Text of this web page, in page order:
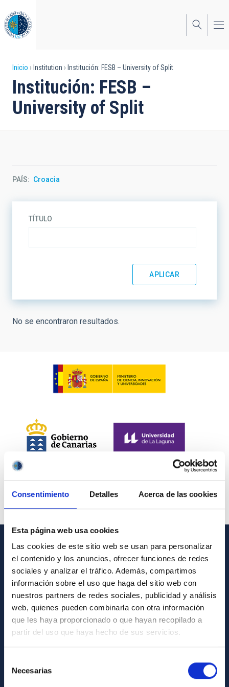
Consentimiento Detalles Acerca de las cookies
Esta página web usa cookies
Las cookies de este sitio web se usan para personalizar
el contenido y los anuncios, ofrecer funciones de redes
sociales y analizar el tráfico. Además, compartimos
información sobre el uso que haga del sitio web con
nuestros partners de redes sociales, publicidad y análisis
web, quienes pueden combinarla con otra información
que les haya proporcionado o que hayan recopilado a
partir del uso que haya hecho de sus servicios.
Necesarias
al
contenido
principal
Sobrescribir
enlaces
de
navegación
Inicio Institution Institución: FESB – University of Split
Institución: FESB –
University of Split
PAÍS Croacia
TÍTULO
No se encontraron resultados.
INFORMACIÓN GENERAL
Contacto
Cómo llegar al IAC
Directorio de personal
Biblioteca
Registro general
INFORMACIÓN INSTITUCIONAL